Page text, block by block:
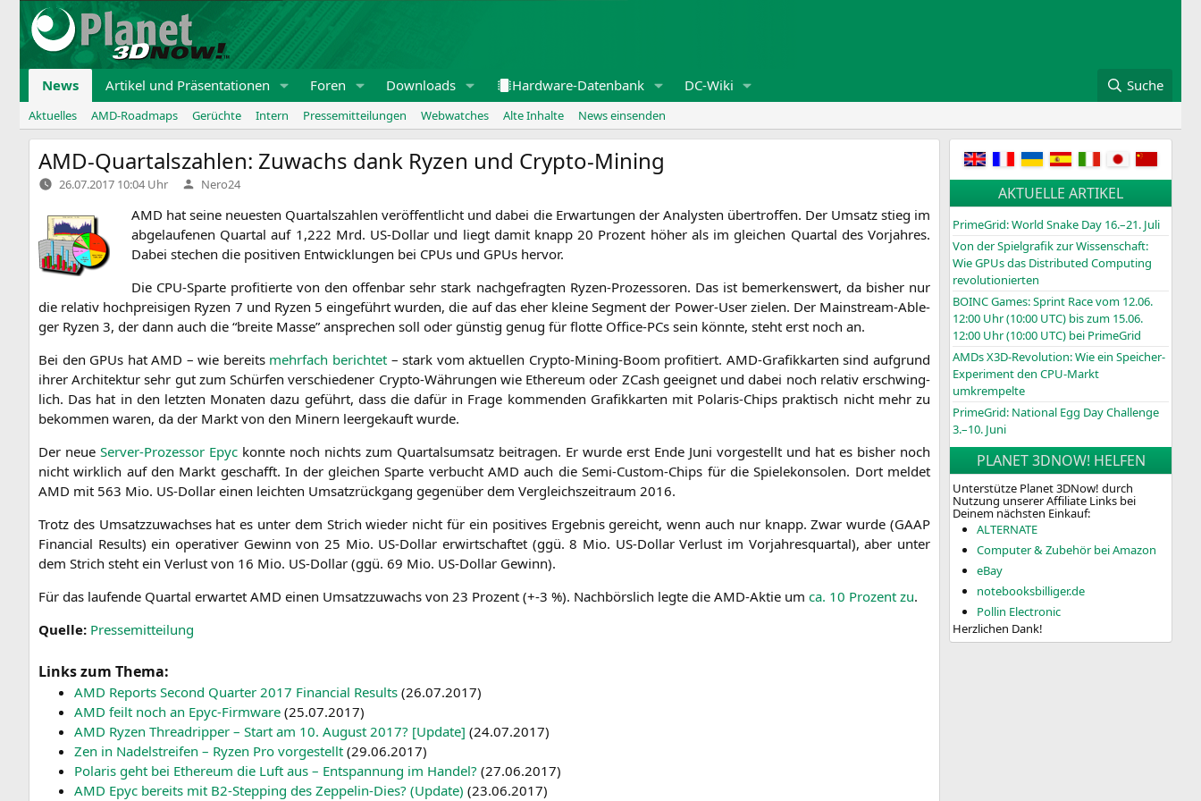
Zum
Inhalt
springen
News Artikel und Präsentationen Foren Downloads Hardware-Datenbank DC-Wiki Suche
Aktuelles AMD-Roadmaps Gerüchte Intern Pressemitteilungen Webwatches Alte Inhalte News einsenden
AMD-Quartalszahlen: Zuwachs dank Ryzen und Crypto-Mining
26.07.2017 10:04 Uhr Verfasst
von
Nero24
AMD hat sei­ne neu­es­ten Quar­tals­zah­len ver­öf­fent­licht und dabei die Erwar­tun­gen der Ana­lys­ten über­trof­fen. Der Umsatz stieg im
abge­lau­fe­nen Quar­tal auf 1,222 Mrd. US-Dol­lar und liegt damit knapp 20 Pro­zent höher als im glei­chen Quar­tal des Vor­jah­res.
Dabei ste­chen die posi­ti­ven Ent­wick­lun­gen bei CPUs und GPUs hervor.
Die CPU-Spar­te pro­fi­tier­te von den offen­bar sehr stark nach­ge­frag­ten Ryzen-Pro­zes­so­ren. Das ist bemer­kens­wert, da bis­her nur
die rela­tiv hoch­prei­si­gen Ryzen 7 und Ryzen 5 ein­ge­führt wur­den, die auf das eher klei­ne Seg­ment der Power-User zie­len. Der Main­stream-Able­
ger Ryzen 3, der dann auch die “brei­te Mas­se” anspre­chen soll oder güns­tig genug für flot­te Office-PCs sein könn­te, steht erst noch an.
Bei den GPUs hatAMD – wie bereits mehr­fach berich­tet – stark vom aktu­el­len Cryp­to-Mining-Boom pro­fi­tiert. AMD-Gra­fik­kar­ten sind auf­grund
ihrer Archi­tek­tur sehr gut zum Schür­fen ver­schie­de­ner Cryp­to-Wäh­run­gen wie Ethe­re­um oder ZCash geeig­net und dabei noch rela­tiv erschwing­
lich. Das hat in den letz­ten Mona­ten dazu geführt, dass die dafür in Fra­ge kom­men­den Gra­fik­kar­ten mit Pola­ris-Chips prak­tisch nicht mehr zu
bekom­men waren, da der Markt von den Minern leer­ge­kauft wurde.
Der neue Ser­ver-Pro­zes­sor Epyc konn­te noch nichts zum Quar­tals­um­satz bei­tra­gen. Er wur­de erst Ende Juni vor­ge­stellt und hat es bis­her noch
nicht wirk­lich auf den Markt geschafft. In der glei­chen Spar­te ver­buchtAMD auch die Semi-Cus­tom-Chips für die Spie­le­kon­so­len. Dort mel­det
AMD mit 563 Mio. US-Dol­lar einen leich­ten Umsatz­rück­gang gegen­über dem Ver­gleichs­zeit­raum 2016.
Trotz des Umsatz­zu­wach­ses hat es unter dem Strich wie­der nicht für ein posi­ti­ves Ergeb­nis gereicht, wenn auch nur knapp. Zwar wur­de (GAAP
Finan­cial Results) ein ope­ra­ti­ver Gewinn von 25 Mio. US-Dol­lar erwirt­schaf­tet (ggü. 8 Mio. US-Dol­lar Ver­lust im Vor­jah­res­quar­tal), aber unter
dem Strich steht ein Ver­lust von 16 Mio. US-Dol­lar (ggü. 69 Mio. US-Dol­lar Gewinn).
Für das lau­fen­de Quar­tal erwar­tet AMD einen Umsatz­zu­wachs von 23 Pro­zent (+-3 %). Nach­börs­lich leg­te die AMD-Aktie um ca. 10 Pro­zent zu.
Quel­le: Pres­se­mit­tei­lung
Links zum Thema:
AMD Reports Second Quar­ter 2017 Finan­cial Results (26.07.2017)
AMD feilt noch an Epyc-Firm­ware (25.07.2017)
AMD Ryzen Thre­ad­rip­per – Start am 10. August 2017? [Update] (24.07.2017)
Zen in Nadel­strei­fen – Ryzen Pro vor­ge­stellt (29.06.2017)
Pola­ris geht bei Ethe­re­um die Luft aus – Ent­span­nung im Han­del? (27.06.2017)
AMD Epyc bereits mit B2-Step­ping des Zep­pe­lin-Dies? (Update) (23.06.2017)
AKTUELLE ARTIKEL
PrimeGrid: World Snake Day 16.–21. Juli
Von der Spielgrafik zur Wissenschaft:
Wie GPUs das Distributed Computing
revolutionierten
BOINCGames: Sprint Race vom 12.06.
12:00 Uhr (10:00 UTC) bis zum 15.06.
12:00 Uhr (10:00 UTC) bei PrimeGrid
AMDs X3D-Revolution: Wie ein Speicher-
Experiment den CPU-Markt
umkrempelte
PrimeGrid: National Egg Day Challenge
3.–10. Juni
PLANET 3DNOW! HELFEN
Unterstütze Planet 3DNow! durch
Nutzung unserer Affiliate Links bei
Deinem nächsten Einkauf:
ALTERNATE
Computer & Zubehör bei Amazon
eBay
notebooksbilliger.de
Pollin Electronic
Herzlichen Dank!